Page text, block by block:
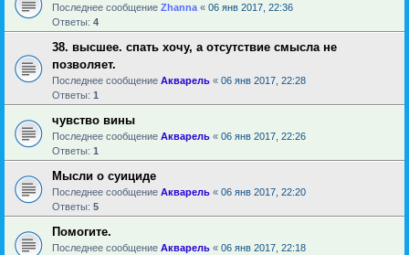
Последнее сообщение Zhanna « 06 янв 2017, 22:36
Ответы: 4
38. высшее. спать хочу, а отсутствие смысла не
позволяет.
Последнее сообщение Акварель « 06 янв 2017, 22:28
Ответы: 1
чувство вины
Последнее сообщение Акварель « 06 янв 2017, 22:26
Ответы: 1
Мысли о суициде
Последнее сообщение Акварель « 06 янв 2017, 22:20
Ответы: 5
Помогите.
Последнее сообщение Акварель « 06 янв 2017, 22:18